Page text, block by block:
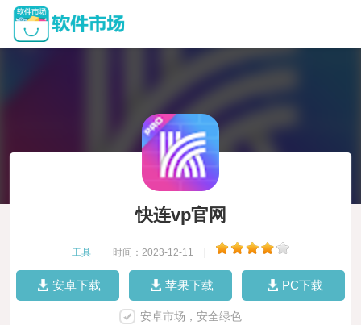
快连vp官网
工具 时间：2023-12-11
安卓下载 苹果下载 PC下载
安卓市场，安全绿色